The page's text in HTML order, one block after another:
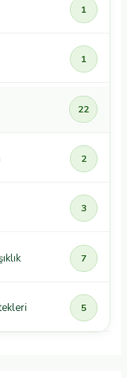
1
1
22
2
3
7
5